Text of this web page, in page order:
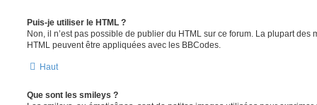
Puis-je utiliser le HTML ?
Non, il n’est pas possible de publier du HTML sur ce forum. La plupart des
HTML peuvent être appliquées avec les BBCodes.
Haut
Que sont les smileys ?